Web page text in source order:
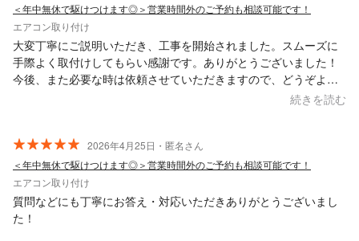
＜年中無休で駆けつけます◎＞営業時間外のご予約も相談可能です！
エアコン取り付け
大変丁寧にご説明いただき、工事を開始されました。スムーズに
手際よく取付けしてもらい感謝です。ありがとうございました！
今後、また必要な時は依頼させていただきますので、どうぞよろ
続きを読む
2026年4月25日・匿名さん
＜年中無休で駆けつけます◎＞営業時間外のご予約も相談可能です！
エアコン取り付け
質問などにも丁寧にお答え・対応いただきありがとうございまし
た！